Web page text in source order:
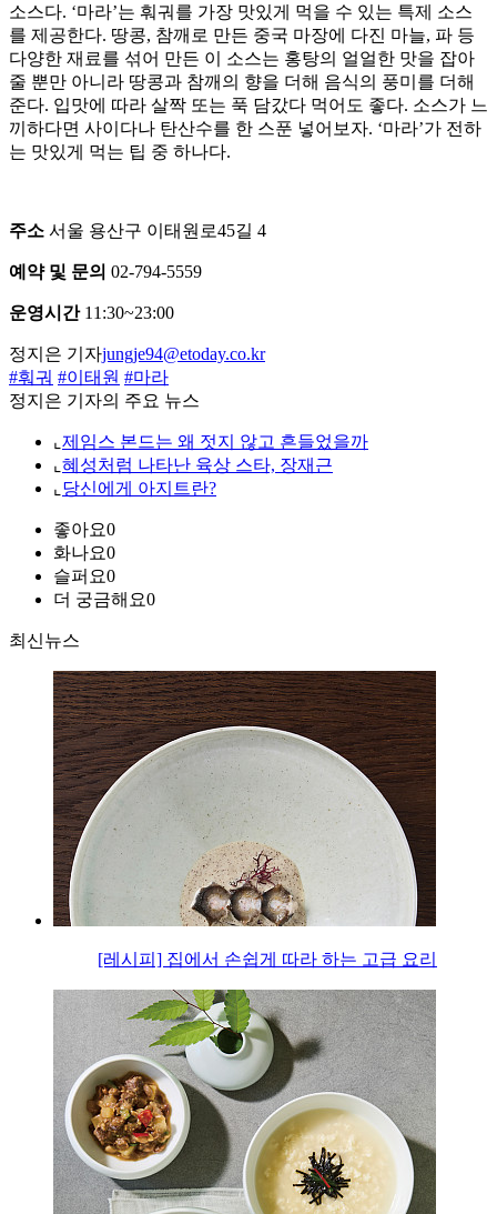
소스다. ‘마라’는 훠궈를 가장 맛있게 먹을 수 있는 특제 소스
를 제공한다. 땅콩, 참깨로 만든 중국 마장에 다진 마늘, 파 등
다양한 재료를 섞어 만든 이 소스는 홍탕의 얼얼한 맛을 잡아
줄 뿐만 아니라 땅콩과 참깨의 향을 더해 음식의 풍미를 더해
준다. 입맛에 따라 살짝 또는 푹 담갔다 먹어도 좋다. 소스가 느
끼하다면 사이다나 탄산수를 한 스푼 넣어보자. ‘마라’가 전하
는 맛있게 먹는 팁 중 하나다.
주소 서울 용산구 이태원로45길 4
예약 및 문의 02-794-5559
운영시간11:30~23:00
정지은 기자jungje94@etoday.co.kr
#훠궈 #이태원 #마라
정지은 기자의 주요 뉴스
⌞ 제임스 본드는 왜 젓지 않고 흔들었을까
⌞ 혜성처럼 나타난 육상 스타, 장재근
⌞ 당신에게 아지트란?
좋아요0
화나요0
슬퍼요0
더 궁금해요0
최신뉴스
[레시피] 집에서 손쉽게 따라 하는 고급 요리